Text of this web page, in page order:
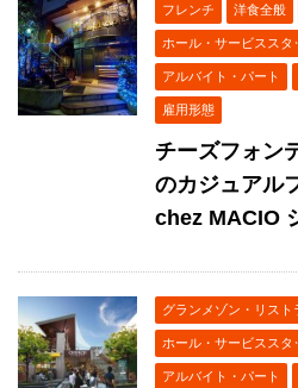
フレンチ 洋食全般
ホール・サービススタ
アルバイト・パート
雇用形態
チーズフォン
のカジュアル
chez MACIO
グランメゾン・リスト
ホール・サービススタ
アルバイト・パート